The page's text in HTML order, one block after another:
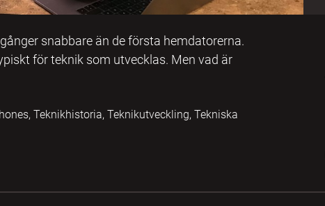
snabbare än de första hemdatorerna.
för teknik som utvecklas. Men vad är
Teknikhistoria, Teknikutveckling, Tekniska